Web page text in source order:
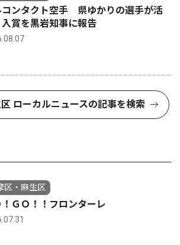
コンタクト空手 県ゆかりの選手が活
賞を黒岩知事に報告
ローカルニュースの記事を検索
区・麻生区
！ＧＯ！！フロンターレ